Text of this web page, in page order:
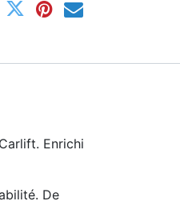
Enrichi
De